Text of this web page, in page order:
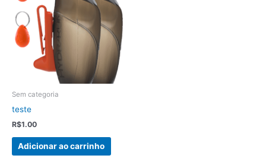
Sem categoria
teste
R$1.00
Adicionar ao carrinho